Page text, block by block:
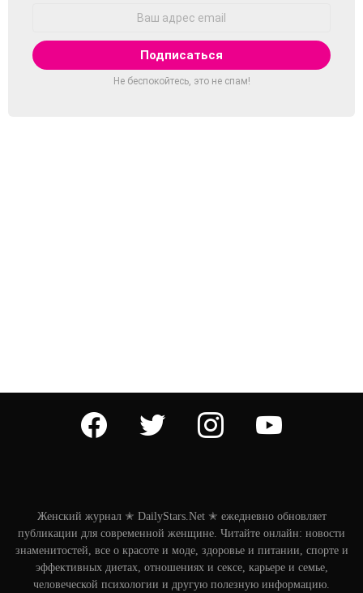
Не беспокойтесь, это не спам!
facebook twitter instagram youtube
Женский журнал ✭ DailyStars.Net ✭ ежедневно обновляет
публикации для современной женщине. Читайте онлайн: новости
знаменитостей, все о красоте и моде, здоровье и питании, спорте и
эффективных диетах, отношениях и сексе, карьере и семье,
человеческой психологии и другую полезную информацию.